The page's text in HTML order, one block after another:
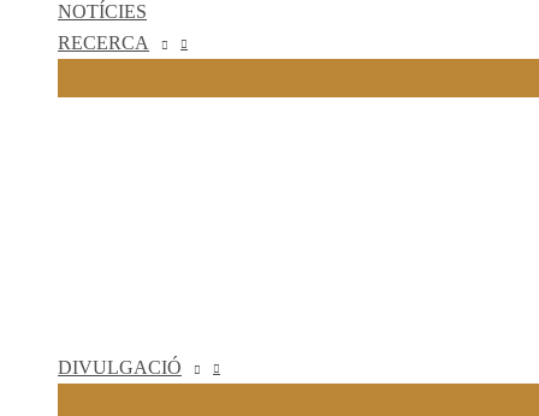
NOTÍCIES
RECERCA
DIVULGACIÓ